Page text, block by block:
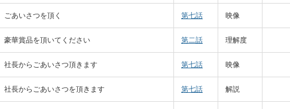
ごあいさつを頂く 第七話 映像
豪華賞品を頂いてください 第二話 理解度
社長からごあいさつ頂きます 第七話 映像
社長からごあいさつを頂きます 第七話 解説